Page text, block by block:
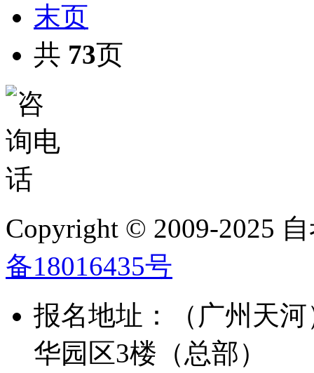
末页
共 73页
Copyright © 2009-2025
备18016435号
报名地址：（广州天
华园区3楼（总部）